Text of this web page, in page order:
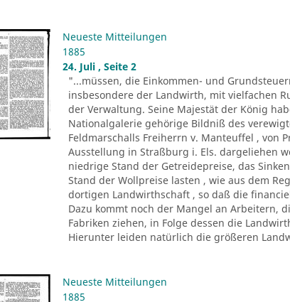
Neueste Mitteilungen
1885
24. Juli , Seite 2
"...müssen, die Einkommen- und
insbesondere der Landwirth, mit vielfachen
der Verwaltung. Seine Majestät der König
Nationalgalerie gehörige Bildniß des
Feldmarschalls Freiherrn v. Manteuffel , von
Ausstellung in Straßburg i. Els. dargeliehen
niedrige Stand der Getreidepreise, das
Stand der Wollpreise lasten , wie aus dem
dortigen Landwirthschaft , so daß die
Dazu kommt noch der Mangel an Arbeitern,
Fabriken ziehen, in Folge dessen die
Hierunter leiden natürlich die größeren
Neueste Mitteilungen
1885